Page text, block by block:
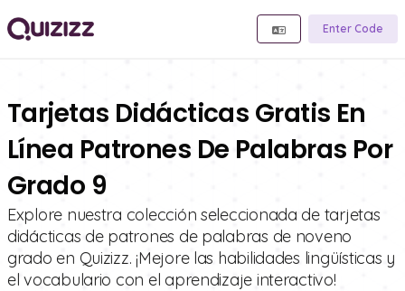
Enter Code
Tarjetas Didácticas Gratis En
Línea Patrones De Palabras Por
Grado 9
Explore nuestra colección seleccionada de tarjetas
didácticas de patrones de palabras de noveno
grado en Quizizz. ¡Mejore las habilidades lingüísticas y
el vocabulario con el aprendizaje interactivo!